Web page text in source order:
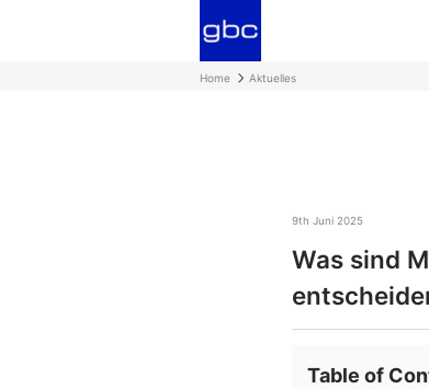
Home Aktuelles
9th Juni 2025
Was sind
Table of